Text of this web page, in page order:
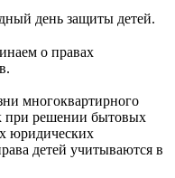
день защиты детей.
о правах
многоквартирного
при решении бытовых
юридических
детей учитываются в